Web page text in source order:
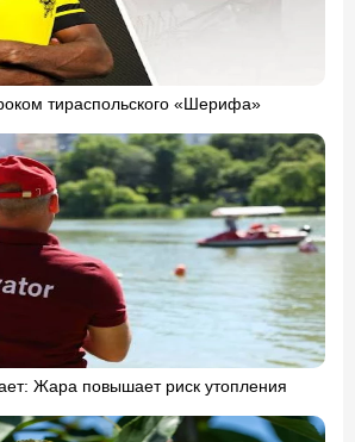
тираспольского «Шерифа»
Жара повышает риск утопления